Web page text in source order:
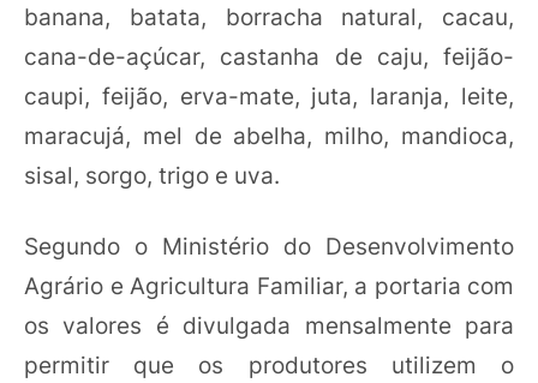
banana, batata, borracha natural, cacau,
cana-de-açúcar, castanha de caju, feijão-
caupi, feijão, erva-mate, juta, laranja, leite,
maracujá, mel de abelha, milho, mandioca,
sisal, sorgo, trigo e uva.
Segundo o Ministério do Desenvolvimento
Agrário e Agricultura Familiar, a portaria com
os valores é divulgada mensalmente para
permitir que os produtores utilizem o